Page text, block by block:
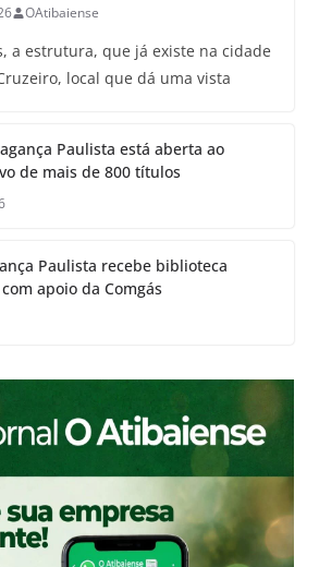
OAtibaiense
a estrutura, que já existe na cidade
local que dá uma vista
Paulista está aberta ao
de mais de 800 títulos
Paulista recebe biblioteca
apoio da Comgás